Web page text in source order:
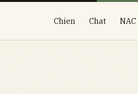
Chien Chat NAC